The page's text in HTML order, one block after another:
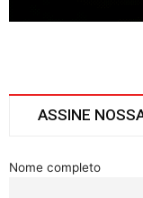
ASSINE
Nome completo